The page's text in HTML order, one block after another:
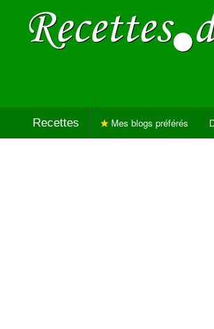
Recettes Mes blogs préférés